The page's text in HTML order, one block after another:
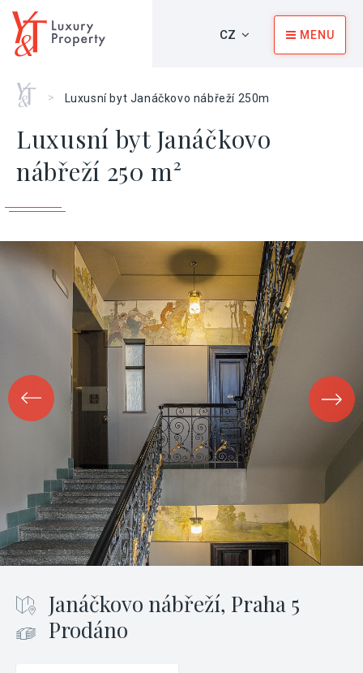
CZ MENU
Home
> Luxusní byt Janáčkovo nábřeží 250m
Luxusní byt Janáčkovo
nábřeží 250 m²
Janáčkovo nábřeží, Praha 5
Prodáno